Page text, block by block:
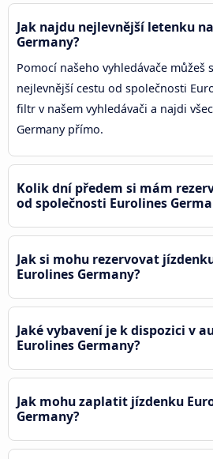
Jak najdu nejlevnější letenku
Germany?
Pomocí našeho vyhledávače můžeš
nejlevnější cestu od společnosti
filtr v našem vyhledávači a najdi
Germany přímo.
Kolik dní předem si mám
od společnosti Eurolines
Jak si mohu rezervovat
Eurolines Germany?
Jaké vybavení je k dispozici v
Eurolines Germany?
Jak mohu zaplatit jízdenku
Germany?